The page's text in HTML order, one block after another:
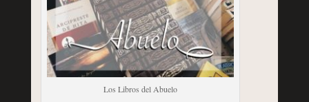
Los Libros del Abuelo